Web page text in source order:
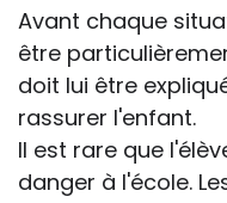
Avant chaque
être
doit lui être
rassurer l'enfant.
Il est rare que
danger à l'école.